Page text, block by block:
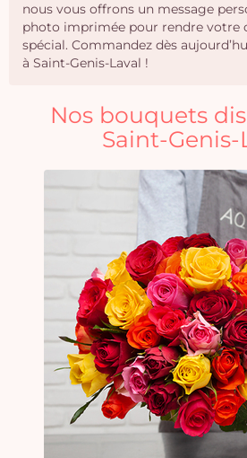
nous vous offrons un message
photo imprimée pour rendre votre
spécial. Commandez dès
à Saint-Genis-Laval !
Nos bouquets
Saint-Genis-